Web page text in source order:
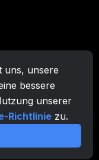
uns, unsere
bessere
unserer
Richtlinie zu.
All rights reserved.